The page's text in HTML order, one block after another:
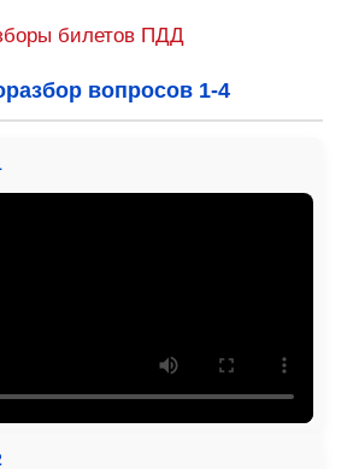
билетов ПДД
вопросов 1-4